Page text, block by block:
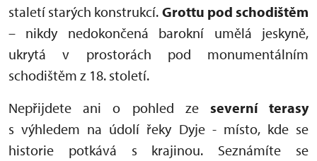
staletí starých konstrukcí. Grottu pod schodištěm
– nikdy nedokončená barokní umělá jeskyně,
ukrytá v prostorách pod monumentálním
schodištěm z 18. století.
Nepřijdete ani o pohled ze severní terasy
s výhledem na údolí řeky Dyje - místo, kde se
historie potkává s krajinou. Seznámíte se